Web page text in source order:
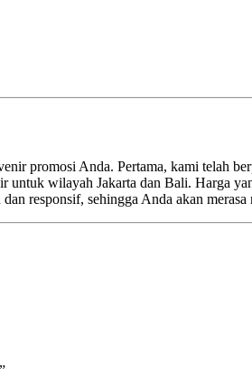
promosi Anda. Pertama, kami telah
wilayah Jakarta dan Bali. Harga
responsif, sehingga Anda akan merasa